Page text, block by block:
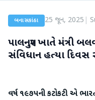
બનાસકાંઠા 25 જૂન, 2025
પાલનપુર ખાતે મંત્રી
સંવિધાન હત્યા
વર્ષ ૧૯૭૫ની કટોકટી એ